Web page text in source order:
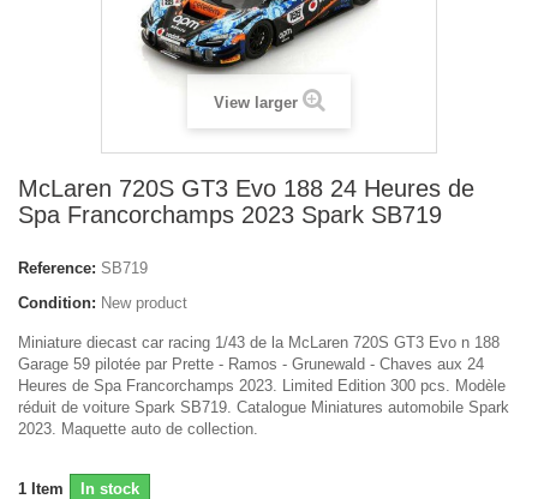
View larger
McLaren 720S GT3 Evo 188 24 Heures de
Spa Francorchamps 2023 Spark SB719
Reference: SB719
Condition: New product
Miniature diecast car racing 1/43 de la McLaren 720S GT3 Evo n 188
Garage 59 pilotée par Prette - Ramos - Grunewald - Chaves aux 24
Heures de Spa Francorchamps 2023. Limited Edition 300 pcs. Modèle
réduit de voiture Spark SB719. Catalogue Miniatures automobile Spark
2023. Maquette auto de collection.
1 Item In stock